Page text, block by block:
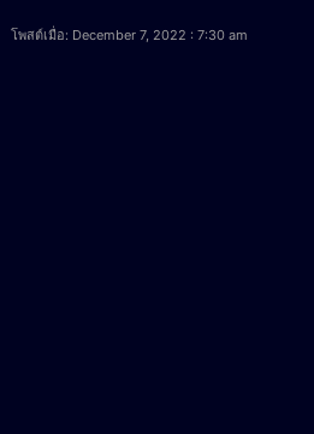
โพสต์เมื่อ: December 7, 2022 : 7:30 am